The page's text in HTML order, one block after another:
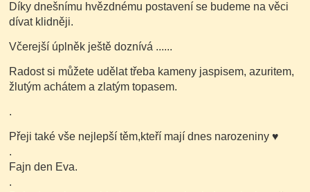
Díky dnešnímu hvězdnému postavení se budeme na věci
dívat klidněji.
Včerejší úplněk ještě doznívá ......
Radost si můžete udělat třeba kameny jaspisem, azuritem,
žlutým achátem a zlatým topasem.
.
Přeji také vše nejlepší těm,kteří mají dnes narozeniny♥
.
Fajn den Eva.
.